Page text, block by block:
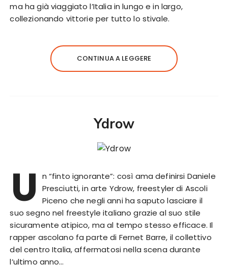
ma ha già viaggiato l’Italia in lungo e in largo,
collezionando vittorie per tutto lo stivale.
CONTINUA A LEGGERE
Ydrow
U
n “finto ignorante”: così ama definirsi Daniele
Presciutti, in arte Ydrow, freestyler di Ascoli
Piceno che negli anni ha saputo lasciare il
suo segno nel freestyle italiano grazie al suo stile
sicuramente atipico, ma al tempo stesso efficace. Il
rapper ascolano fa parte di Fernet Barre, il collettivo
del centro Italia, affermatosi nella scena durante
l’ultimo anno…